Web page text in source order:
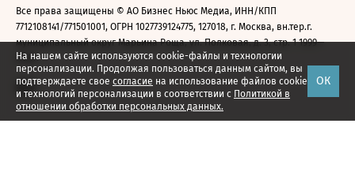
На нашем сайте используются cookie-файлы и технологии
персонализации. Продолжая пользоваться данным сайтом, вы
подтверждаете свое согласие на использование файлов cookie
и технологий персонализации в соответствии с Политикой в
отношении обработки персональных данных.
ОК
Все права защищены © АО Бизнес Ньюс Медиа, ИНН/КПП
7712108141/771501001, ОГРН 1027739124775, 127018, г. Москва, вн.тер.г.
муниципальный округ Марьина Роща, ул. Полковая, д. 3, стр. 1 1999—
2026